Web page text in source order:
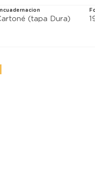
(tapa Dura)